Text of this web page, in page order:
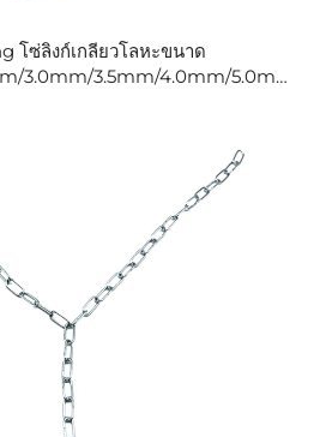
โซ่ลิงก์เกลียวโลหะขนาด
3.0mm/3.5mm/4.0mm/5.0mm